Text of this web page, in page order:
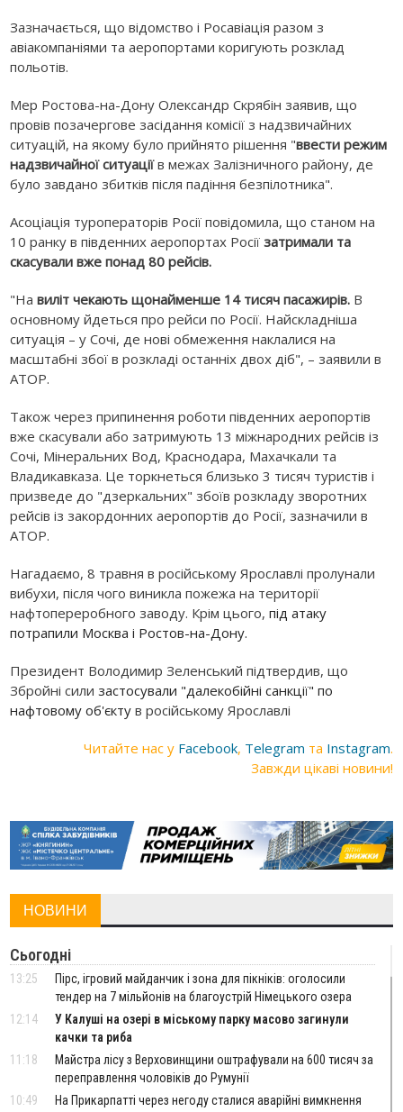
Зазначається, що відомство і Росавіація разом з
авіакомпаніями та аеропортами коригують розклад
польотів.
Мер Ростова-на-Дону Олександр Скрябін заявив, що
провів позачергове засідання комісії з надзвичайних
ситуацій, на якому було прийнято рішення "ввести режим
надзвичайної ситуаціїв межах Залізничного району, де
було завдано збитків після падіння безпілотника".
Асоціація туроператорів Росії повідомила, що станом на
10 ранку в південних аеропортах Росіїзатримали та
скасували вже понад 80 рейсів.
"Навиліт чекають щонайменше 14 тисяч пасажирів. В
основному йдеться про рейси по Росії. Найскладніша
ситуація – у Сочі, де нові обмеження наклалися на
масштабні збої в розкладі останніх двох діб", – заявили в
АТОР.
Також через припинення роботи південних аеропортів
вже скасували або затримують 13 міжнародних рейсів із
Сочі, Мінеральних Вод, Краснодара, Махачкали та
Владикавказа. Це торкнеться близько 3 тисяч туристів і
призведе до "дзеркальних" збоїв розкладу зворотних
рейсів із закордонних аеропортів до Росії, зазначили в
АТОР.
Нагадаємо, 8 травня в російському Ярославлі пролунали
вибухи, після чого виникла пожежа на території
нафтопереробного заводу. Крім цього,під атаку
потрапили Москва і Ростов-на-Дону.
Президент Володимир Зеленський підтвердив, що
Збройні силизастосували "далекобійні санкції" по
нафтовому об'єкту в російському Ярославлі
Читайте нас у Facebook, Telegram та Instagram.
Завжди цікаві новини!
НОВИНИ
Сьогодні
13:25
Пірс, ігровий майданчик і зона для пікніків: оголосили
тендер на 7 мільйонів на благоустрій Німецького озера
12:14
У Калуші на озері в міському парку масово загинули
качки та риба
11:18
Майстра лісу з Верховинщини оштрафували на 600 тисяч за
переправлення чоловіків до Румунії
10:49
На Прикарпатті через негоду сталися аварійні вимкнення